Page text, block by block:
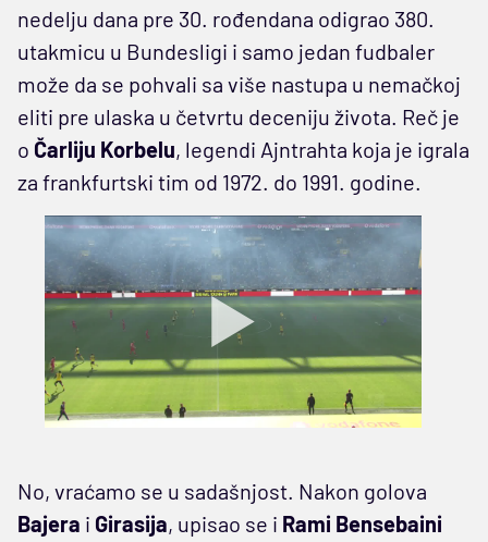
nedelju dana pre 30. rođendana odigrao 380.
utakmicu u Bundesligi i samo jedan fudbaler
može da se pohvali sa više nastupa u nemačkoj
eliti pre ulaska u četvrtu deceniju života. Reč je
o Čarliju Korbelu, legendi Ajntrahta koja je igrala
za frankfurtski tim od 1972. do 1991. godine.
No, vraćamo se u sadašnjost. Nakon golova
Bajera i Girasija, upisao se i Rami Bensebaini